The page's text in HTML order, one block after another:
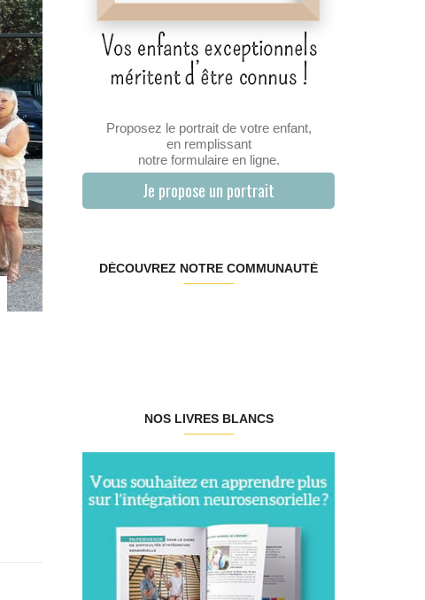
Proposez le portrait de votre enfant,
en remplissant
notre formulaire en ligne.
Je propose un portrait
DÉCOUVREZ NOTRE COMMUNAUTÉ
NOS LIVRES BLANCS